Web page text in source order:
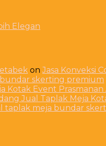
Elegan
onJasa Konveksi
skerting premium
Kotak Event
Jual Taplak Meja
taplak meja bundar